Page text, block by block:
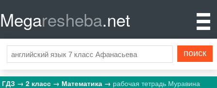
Megaresheba.net
ГДЗ 2 класс Математика рабочая тетрадь Муравина